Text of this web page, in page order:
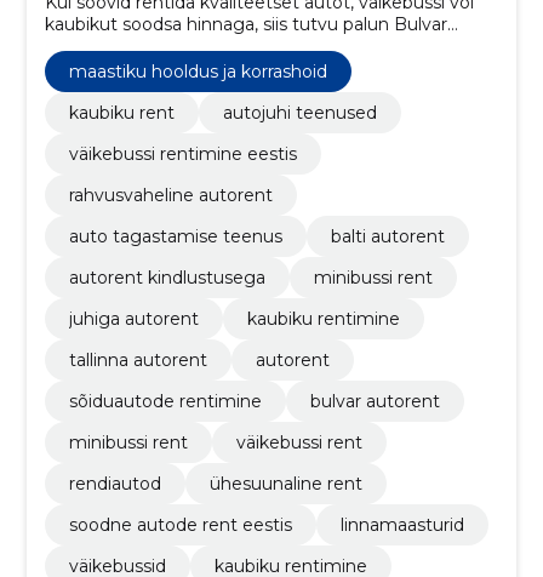
kaubikut soodsa hinnaga, siis tutvu palun Bulvar
www.bulvar.ee
maastiku hooldus ja korrashoid
kaubiku rent
autojuhi teenused
väikebussi rentimine eestis
rahvusvaheline autorent
auto tagastamise teenus
balti autorent
autorent kindlustusega
minibussi rent
juhiga autorent
kaubiku rentimine
tallinna autorent
autorent
sõiduautode rentimine
bulvar autorent
minibussi rent
väikebussi rent
rendiautod
ühesuunaline rent
soodne autode rent eestis
linnamaasturid
väikebussid
kaubiku rentimine